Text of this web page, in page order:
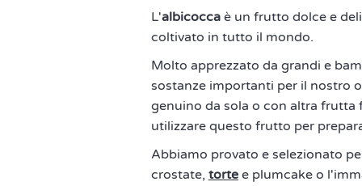
L'albicocca è un frutto dolce e
coltivato in tutto il mondo.
Molto apprezzato da grandi e
sostanze importanti per il nostro
genuino da sola o con altra frutta
utilizzare questo frutto per
Abbiamo provato e selezionato
crostate, torte e plumcake o